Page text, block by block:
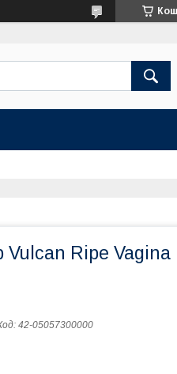
Vulcan Ripe Vagina
42-05057300000